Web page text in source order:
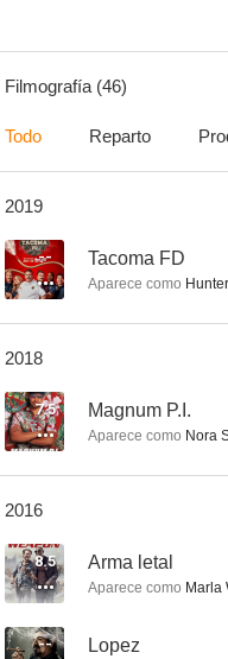
8.3
Filmografía (46)
Todo Reparto
2019
-- Tacoma FD
Aparece como
2018
7.5 Magnum P.I.
Aparece como Nora
2016
8.5 Arma letal
Aparece como Marla
-- Lopez